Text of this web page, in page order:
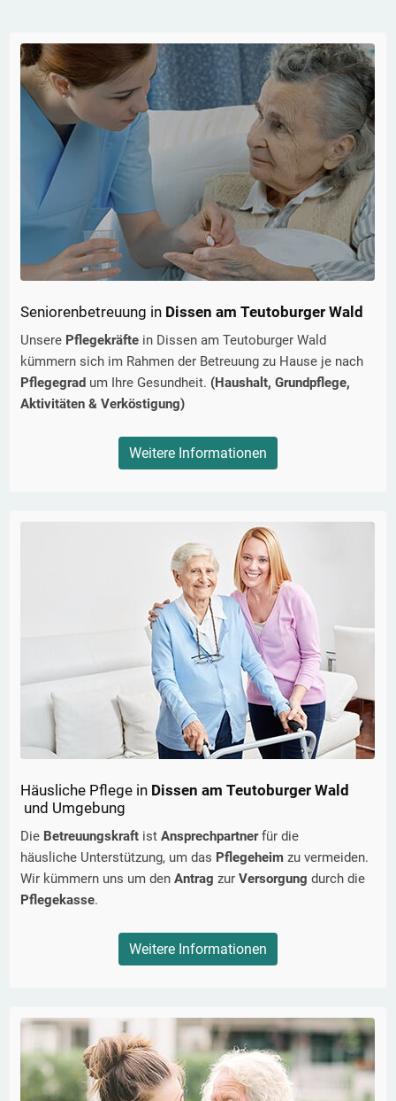
Seniorenbetreuung in Dissen am Teutoburger Wald
Unsere Pflegekräfte in Dissen am Teutoburger Wald
kümmern sich im Rahmen der Betreuung zu Hause je nach
Pflegegrad um Ihre Gesundheit. (Haushalt, Grundpflege,
Aktivitäten & Verköstigung)
Weitere Informationen
Häusliche Pflege in Dissen am Teutoburger Wald
und Umgebung
Die Betreuungskraft ist Ansprechpartnerfür die
häusliche Unterstützung, um das Pflegeheim zu vermeiden.
Wir kümmern uns um den Antrag zur Versorgung durch die
Pflegekasse.
Weitere Informationen